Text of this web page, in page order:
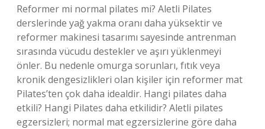
Reformer mi normal pilates mi? Aletli Pilates
derslerinde yağ yakma oranı daha yüksektir ve
reformer makinesi tasarımı sayesinde antrenman
sırasında vücudu destekler ve aşırı yüklenmeyi
önler. Bu nedenle omurga sorunları, fıtık veya
kronik dengesizlikleri olan kişiler için reformer mat
Pilates’ten çok daha idealdir. Hangi pilates daha
etkili? Hangi Pilates daha etkilidir? Aletli pilates
egzersizleri; normal mat egzersizlerine göre daha